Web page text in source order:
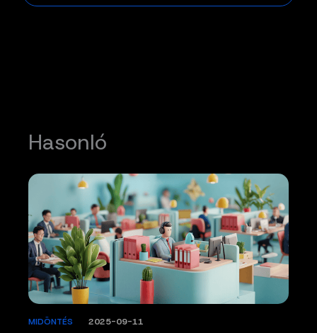
Hasonló
MIDÖNTÉS 2025-09-11